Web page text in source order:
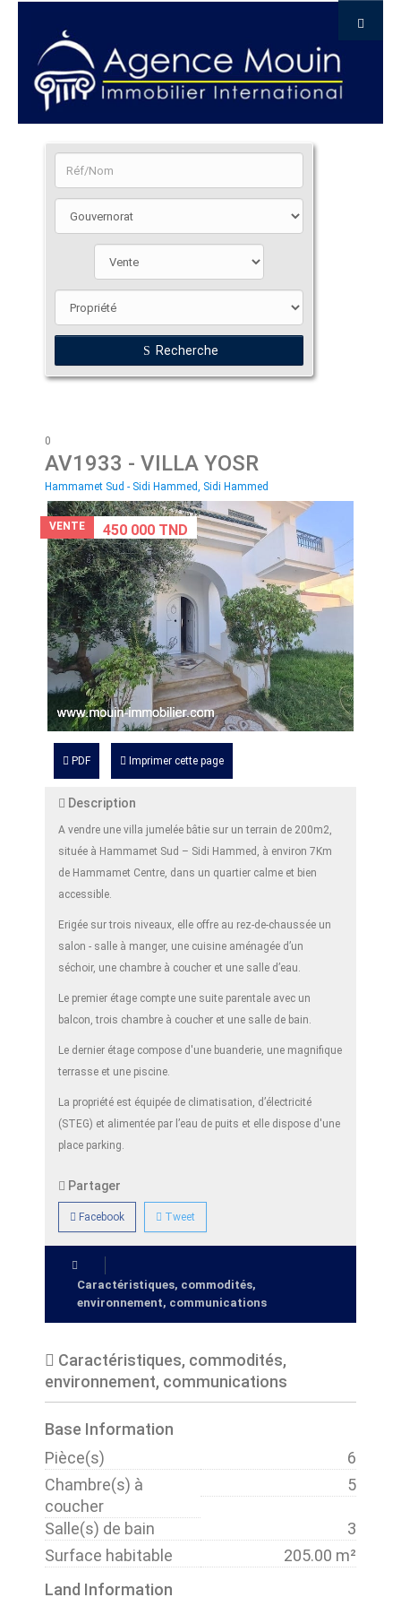
Recherche
0
AV1933 - VILLA YOSR
Hammamet Sud - Sidi Hammed, Sidi Hammed
VENTE 450 000 TND
PDF Imprimer cette page
Description
A vendre une villa jumelée bâtie sur un terrain de 200m2,
située à Hammamet Sud – Sidi Hammed, à environ 7Km
de Hammamet Centre, dans un quartier calme et bien
accessible.
Erigée sur trois niveaux, elle offre au rez-de-chaussée un
salon - salle à manger, une cuisine aménagée d’un
séchoir, une chambre à coucher et une salle d’eau.
Le premier étage compte une suite parentale avec un
balcon, trois chambre à coucher et une salle de bain.
Le dernier étage compose d'une buanderie, une magnifique
terrasse et une piscine.
La propriété est équipée de climatisation, d’électricité
(STEG) et alimentée par l’eau de puits et elle dispose d'une
place parking.
Partager
Facebook Tweet
Caractéristiques, commodités,
environnement, communications
Caractéristiques, commodités,
environnement, communications
Base Information
Pièce(s)
6
Chambre(s) à
coucher
5
Salle(s) de bain
3
Surface habitable
205.00 m²
Land Information